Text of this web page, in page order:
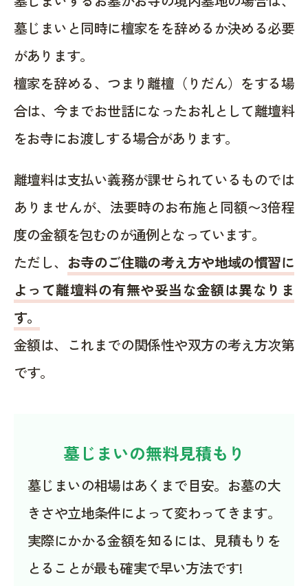
墓じまいと同時に檀家をを辞めるか決める必要
があります。
檀家を辞める、つまり離檀（りだん）をする場
合は、今までお世話になったお礼として離壇料
をお寺にお渡しする場合があります。
離壇料は支払い義務が課せられているものでは
ありませんが、法要時のお布施と同額〜3倍程
度の金額を包むのが通例となっています。
ただし、 お寺のご住職の考え方や地域の慣習に
よって離壇料の有無や妥当な金額は異なりま
す。
金額は、これまでの関係性や双方の考え方次第
です。
墓じまいの無料見積もり
墓じまいの相場はあくまで目安。お墓の大
きさや立地条件によって変わってきます。
実際にかかる金額を知るには、見積もりを
とることが最も確実で早い方法です!